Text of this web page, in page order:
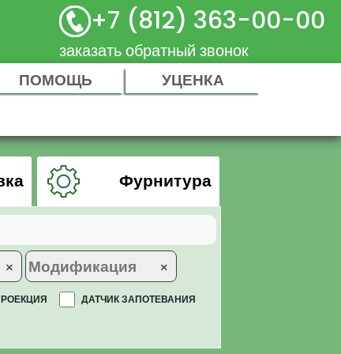
+7 (812) 363-00-00
заказать обратный звонок
ПОМОЩЬ
УЦЕНКА
Фурнитура
× ×
ДАТЧИК ЗАПОТЕВАНИЯ